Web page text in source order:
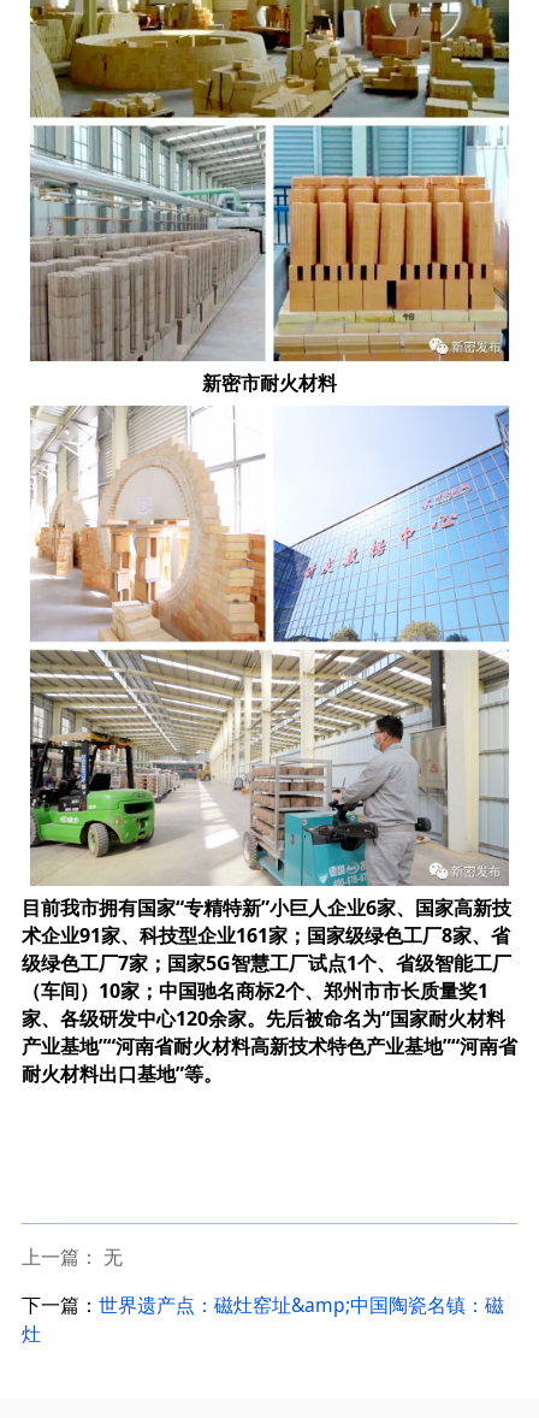
新密市耐火材料
目前我市拥有国家“专精特新”小巨人企业6家、国家高新技
术企业91家、科技型企业161家； 国家级绿色工厂8家、省
级绿色工厂7家； 国家5G智慧工厂试点1个、省级智能工厂
（车间）10家； 中国驰名商标2个、郑州市市长质量奖1
家、各级研发中心120余家。 先后被命名为“国家耐火材料
产业基地”“河南省耐火材料高新技术特色产业基地”“河南省
耐火材料出口基地”等。
上一篇： 无
下一篇： 世界遗产点：磁灶窑址&amp;中国陶瓷名镇：磁
灶